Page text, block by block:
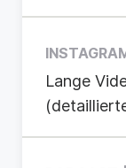
Lange